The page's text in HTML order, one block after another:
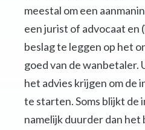
meestal om een
een jurist of advocaat en
beslag te leggen op het
goed van de wanbetaler.
het advies krijgen om de
te starten. Soms blijkt de
namelijk duurder dan het